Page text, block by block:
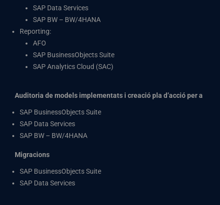
SAP Data Services
SAP BW – BW/4HANA
Reporting:
AFO
SAP BusinessObjects Suite
SAP Analytics Cloud (SAC)
Auditoria de models implementats i creació pla d’acció per a
SAP BusinessObjects Suite
SAP Data Services
SAP BW – BW/4HANA
Migracions
SAP BusinessObjects Suite
SAP Data Services